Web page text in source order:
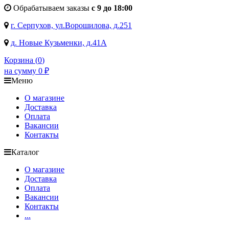
Обрабатываем заказы с 9 до 18:00
г. Серпухов, ул.Ворошилова, д.251
д. Новые Кузьменки, д.41А
Корзина (0)
на сумму 0 ₽
Меню
О магазине
Доставка
Оплата
Вакансии
Контакты
Каталог
О магазине
Доставка
Оплата
Вакансии
Контакты
...